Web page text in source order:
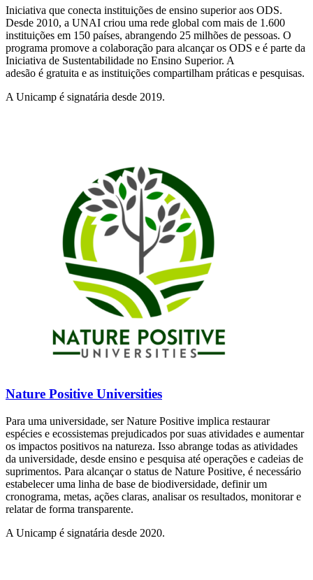
Iniciativa que conecta instituições de ensino superior aos ODS.
Desde 2010, a UNAI criou uma rede global com mais de 1.600
instituições em 150 países, abrangendo 25 milhões de pessoas. O
programa promove a colaboração para alcançar os ODS e é parte da
Iniciativa de Sustentabilidade no Ensino Superior. A
adesão é gratuita e as instituições compartilham práticas e pesquisas.
A Unicamp é signatária desde 2019.
Nature Positive Universities
Para uma universidade, ser Nature Positive implica restaurar
espécies e ecossistemas prejudicados por suas atividades e aumentar
os impactos positivos na natureza. Isso abrange todas as atividades
da universidade, desde ensino e pesquisa até operações e cadeias de
suprimentos. Para alcançar o status de Nature Positive, é necessário
estabelecer uma linha de base de biodiversidade, definir um
cronograma, metas, ações claras, analisar os resultados, monitorar e
relatar de forma transparente.
A Unicamp é signatária desde 2020.